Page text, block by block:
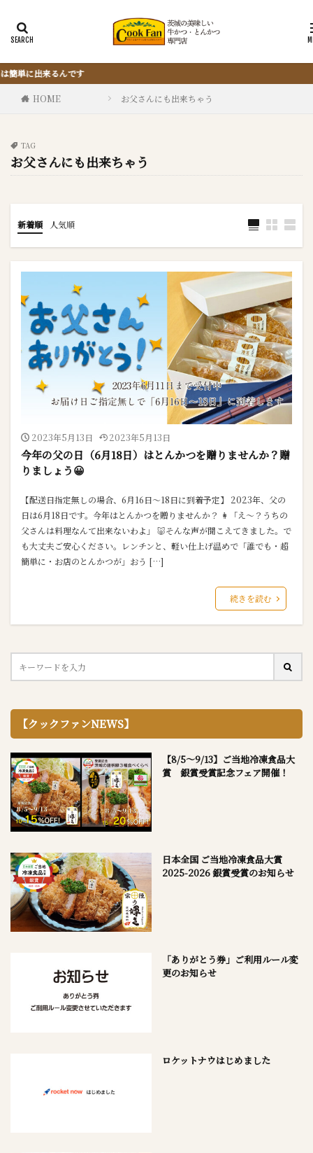
HOME お父さんにも出来ちゃう
TAG
お父さんにも出来ちゃう
新着順 人気順
2023年5月13日 2023年5月13日
今年の父の日（6月18日）はとんかつを贈りませんか？贈
りましょう😀
【配送日指定無しの場合、6月16日～18日に到着予定】 2023年、父の
日は6月18日です。今年はとんかつを贈りませんか？ 👩「え～？うちの
父さんは料理なんて出来ないわよ」 🐷そんな声が聞こえてきました。で
も大丈夫ご安心ください。レンチンと、軽い仕上げ温めで「誰でも・超
簡単に・お店のとんかつが」おう […]
続きを読む
【クックファンNEWS】
【8/5～9/13】ご当地冷凍食品大
賞 銀賞受賞記念フェア開催！
日本全国 ご当地冷凍食品大賞
2025-2026 銀賞受賞のお知らせ
「ありがとう券」ご利用ルール変
更のお知らせ
ロケットナウはじめました